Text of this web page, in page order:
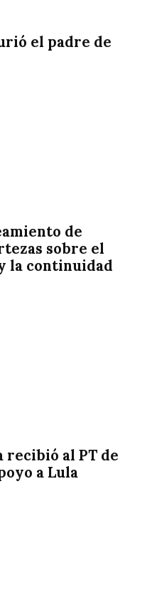
el padre de
de
sobre el
la continuidad
recibió al PT de
a Lula